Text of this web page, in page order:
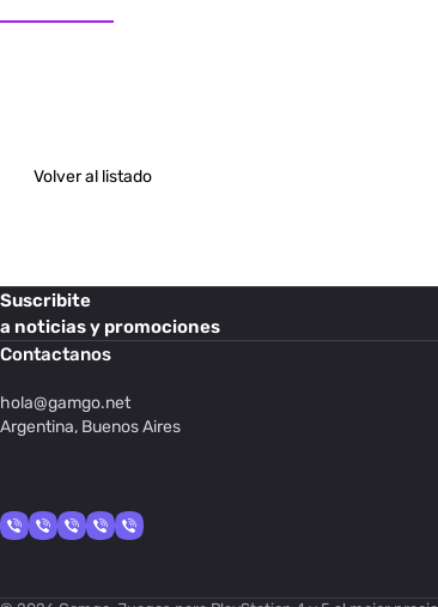
Volver al listado
Suscribite
a noticias y promociones
Contactanos
hola@gamgo.net
Argentina, Buenos Aires